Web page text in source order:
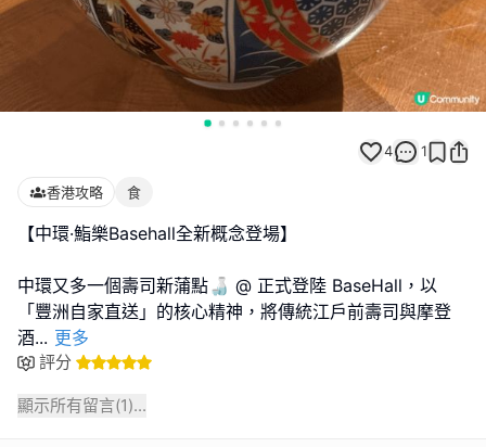
4 1
香港攻略 食
【中環·鮨樂Basehall全新概念登場】
中環又多一個壽司新蒲點🍶 @ 正式登陸 BaseHall，以
「豐洲自家直送」的核心精神，將傳統江戶前壽司與摩登
酒... 更多
評分
顯示所有留言(1)...